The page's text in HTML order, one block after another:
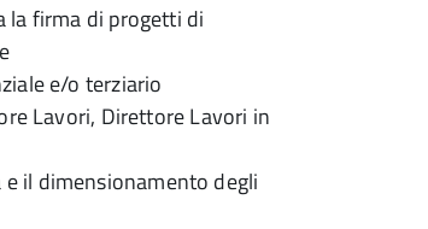
la firma di progetti di
e/o terziario
Lavori, Direttore Lavori in
e il dimensionamento degli